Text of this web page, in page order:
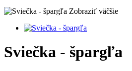
Zobraziť väčšie
Sviečka - špargľa